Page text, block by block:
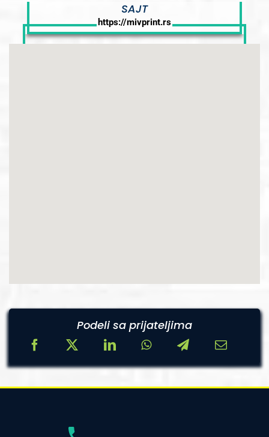
SAJT
https://mivprint.rs
Podeli sa prijateljima